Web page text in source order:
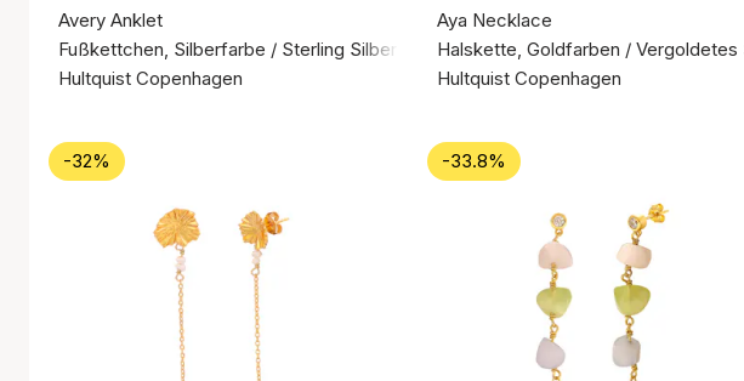
Avery Anklet
Fußkettchen, Silberfarbe / Sterling Silber 925
Hultquist Copenhagen
Aya Necklace
Halskette, Goldfarben / Vergoldetes
Hultquist Copenhagen
-32% -33.8%